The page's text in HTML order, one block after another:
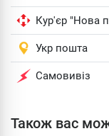
Кур'єр "Нова
Укр пошта
Самовивіз
Також вас